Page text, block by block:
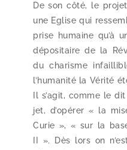
De son côté, le
une Eglise qui
prise humaine qu’à
dépo­si­taire de la
du cha­risme
l’humanité la Vérité
Il s’agit, comme le
jet, d’opérer « la
Curie », « sur la
II ». Dès lors on